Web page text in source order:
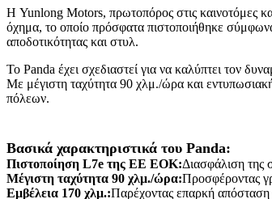
Η Yunlong Motors, πρωτοπόρος στις καινοτόμες
όχημα, το οποίο πρόσφατα πιστοποιήθηκε
αποδοτικότητας και στυλ.
Το Panda έχει σχεδιαστεί για να καλύπτει τον
Με μέγιστη ταχύτητα 90 χλμ./ώρα και
πόλεων.
Βασικά χαρακτηριστικά του Panda:
Πιστοποίηση L7e της ΕΕ ΕΟΚ:Διασφάλιση της
Μέγιστη ταχύτητα 90 χλμ./ώρα:Προσφέροντας
Εμβέλεια 170 χλμ.:Παρέχοντας επαρκή απόσταση